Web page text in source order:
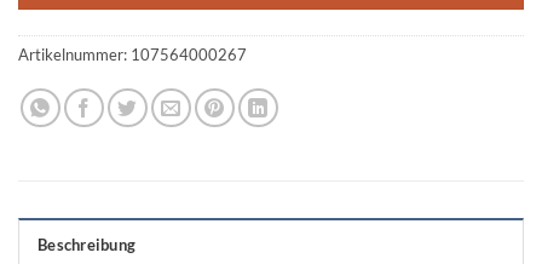
Artikelnummer: 107564000267
Beschreibung